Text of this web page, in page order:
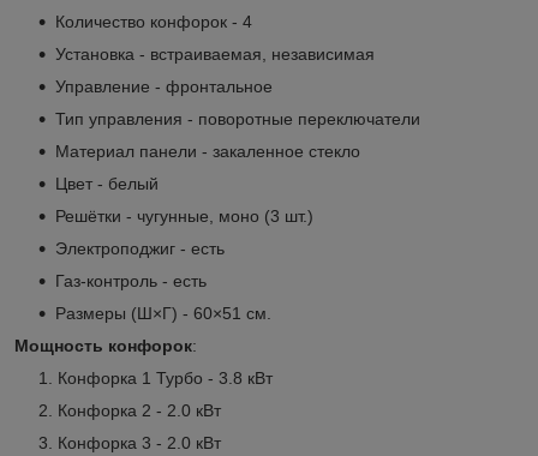
Количество конфорок - 4
Установка - встраиваемая, независимая
Управление - фронтальное
Тип управления - поворотные переключатели
Материал панели - закаленное стекло
Цвет - белый
Решётки - чугунные, моно (3 шт.)
Электроподжиг - есть
Газ-контроль - есть
Размеры (Ш×Г) - 60×51 см.
Мощность конфорок:
Конфорка 1 Турбо - 3.8 кВт
Конфорка 2 - 2.0 кВт
Конфорка 3 - 2.0 кВт